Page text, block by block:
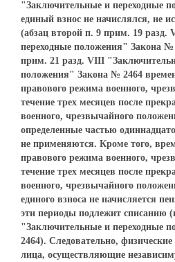
"Заключительные и переходные
единый взнос не начислялся, не
(абзац второй п. 9 прим. 19
переходные положения" Закона №
прим. 21 разд. VIII
положения" Закона № 2464
правового режима военного,
течение трех месяцев после
военного, чрезвычайного
определенные частью
не применяются. Кроме того,
правового режима военного,
течение трех месяцев после
военного, чрезвычайного
единого взноса не начисляется
эти периоды подлежит списанию
"Заключительные и переходные
2464). Следовательно,
лица, осуществляющие